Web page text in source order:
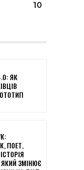
10
ЯК
ПОЕТ,
ЯКИЙ ЗМІНЮЄ